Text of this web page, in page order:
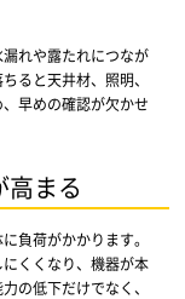
れや露たれにつなが
ると天井材、照明、
早めの確認が欠かせ
まる
負荷がかかります。
くくなり、機器が本
の低下だけでなく、